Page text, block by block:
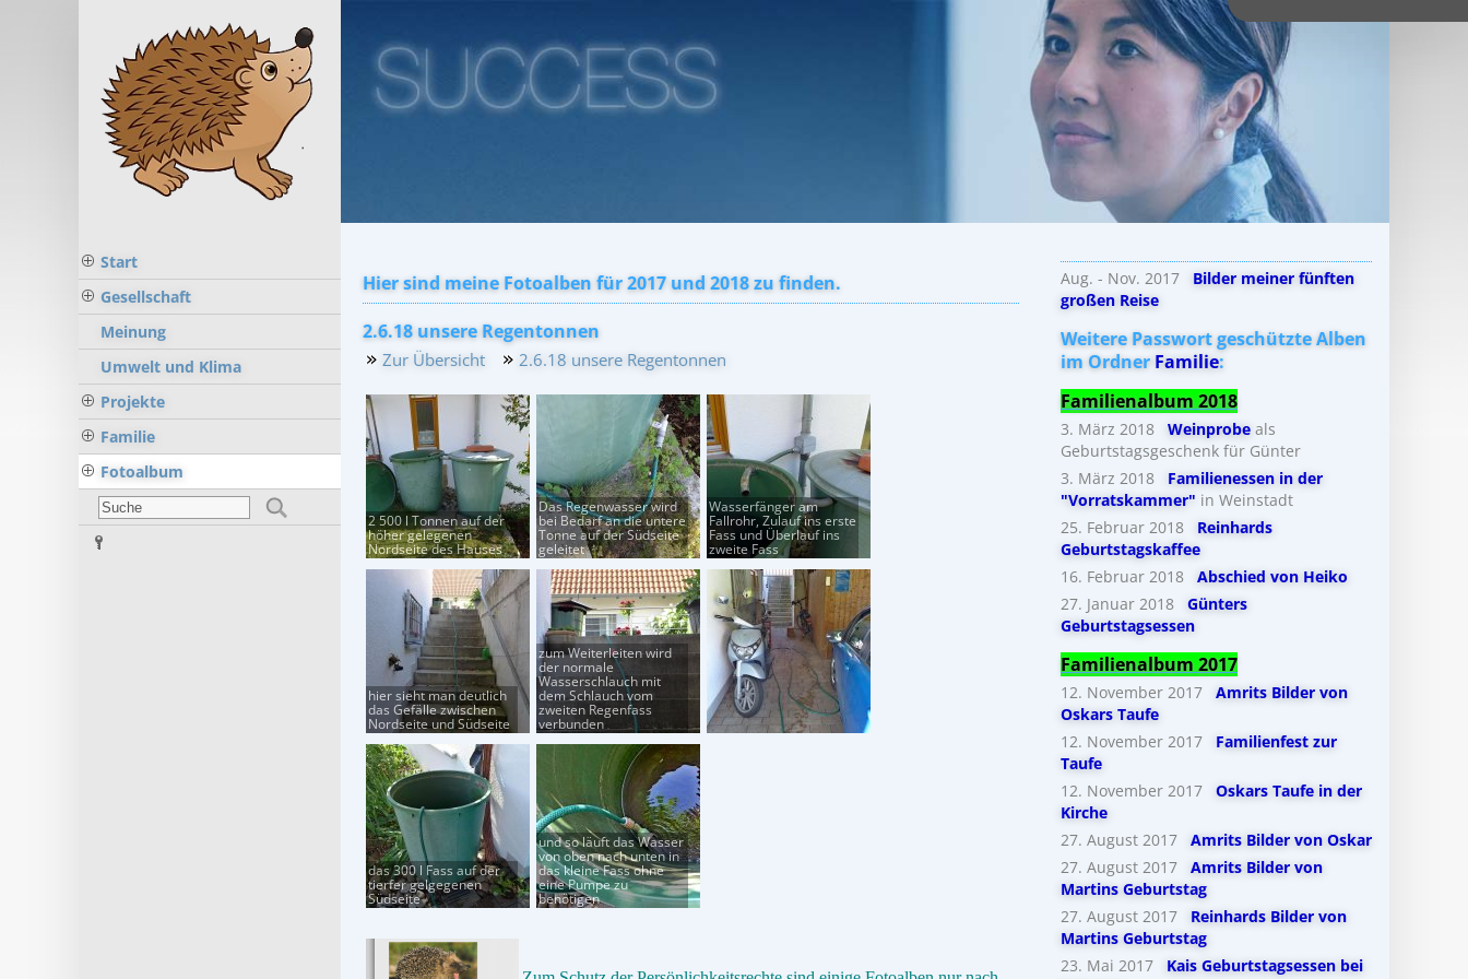
Start
Gesellschaft
Meinung
Umwelt und Klima
Projekte
Familie
Fotoalbum
Hier sind meine Fotoalben für 2017 und 2018 zu finden.
2.6.18 unsere Regentonnen
Zur Übersicht 2.6.18 unsere Regentonnen
2 500 l Tonnen auf der
höher gelegenen
Nordseite des Hauses
Das Regenwasser wird
bei Bedarf an die untere
Tonne auf der Südseite
geleitet
Wasserfänger am
Fallrohr, Zulauf ins erste
Fass und Überlauf ins
zweite Fass
hier sieht man deutlich
das Gefälle zwischen
Nordseite und Südseite
zum Weiterleiten wird
der normale
Wasserschlauch mit
dem Schlauch vom
zweiten Regenfass
verbunden
das 300 l Fass auf der
tierfer gelgegenen
Südseite
und so läuft das Wasser
von oben nach unten in
das kleine Fass ohne
eine Pumpe zu
benötigen
Aug. - Nov. 2017 Bilder meiner fünften
großen Reise
Weitere Passwort geschützte Alben
im Ordner Familie:
Familienalbum 2018
3. März 2018Weinprobe als
Geburtstagsgeschenk für Günter
3. März 2018 Familienessen in der
"Vorratskammer" in Weinstadt
25. Februar 2018 Reinhards
Geburtstagskaffee
16. Februar 2018Abschied von Heiko
27. Januar 2018Günters
Geburtstagsessen
Familienalbum 2017
12. November 2017Amrits Bilder von
Oskars Taufe
12. November 2017 Familienfest zur
Taufe
12. November 2017Oskars Taufe in der
Kirche
27. August 2017Amrits Bilder von Oskar
27. August 2017Amrits Bilder von
Martins Geburtstag
27. August 2017 Reinhards Bilder von
Martins Geburtstag
23. Mai 2017 Kais Geburtstagsessen bei